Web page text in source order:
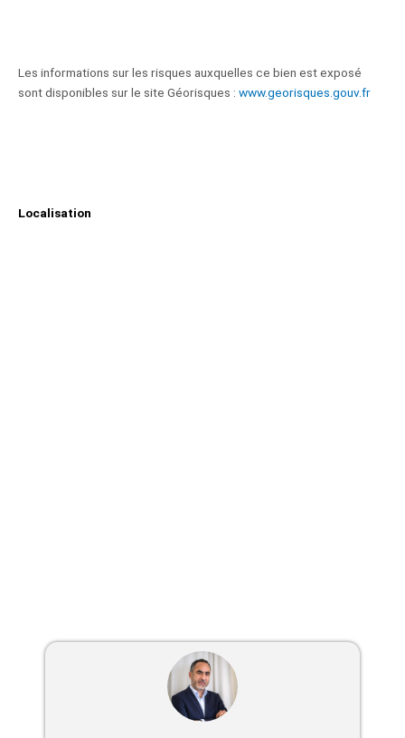
Les informations sur les risques auxquelles ce bien est exposé
sont disponibles sur le site Géorisques : www.georisques.gouv.fr
Localisation